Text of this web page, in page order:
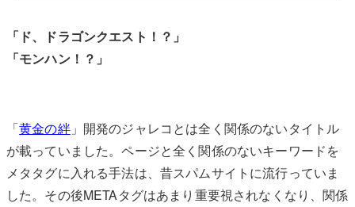
「ド、ドラゴンクエスト！？」
「モンハン！？」
「黄金の絆」開発のジャレコとは全く関係のないタイトル
が載っていました。ページと全く関係のないキーワードを
メタタグに入れる手法は、昔スパムサイトに流行っていま
した。その後METAタグはあまり重要視されなくなり、関係